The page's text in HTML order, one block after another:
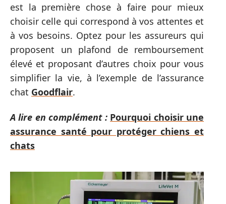
est la première chose à faire pour mieux
choisir celle qui correspond à vos attentes et
à vos besoins. Optez pour les assureurs qui
proposent un plafond de remboursement
élevé et proposant d’autres choix pour vous
simplifier la vie, à l’exemple de l’assurance
chat Goodflair.
A lire en complément : Pourquoi choisir une
assurance santé pour protéger chiens et
chats